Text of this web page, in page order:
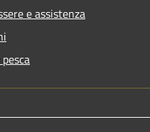
e assistenza